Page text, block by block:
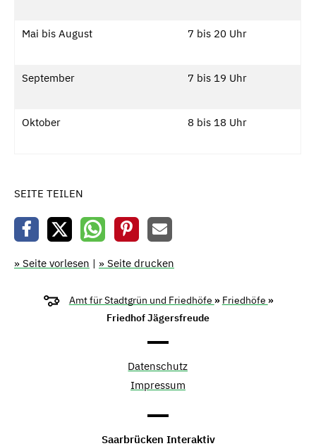
Mai bis August 7 bis 20 Uhr
September 7 bis 19 Uhr
Oktober 8 bis 18 Uhr
SEITE TEILEN
» Seite vorlesen | » Seite drucken
Amt für Stadtgrün und Friedhöfe » Friedhöfe »
Friedhof Jägersfreude
Datenschutz
Impressum
Saarbrücken Interaktiv